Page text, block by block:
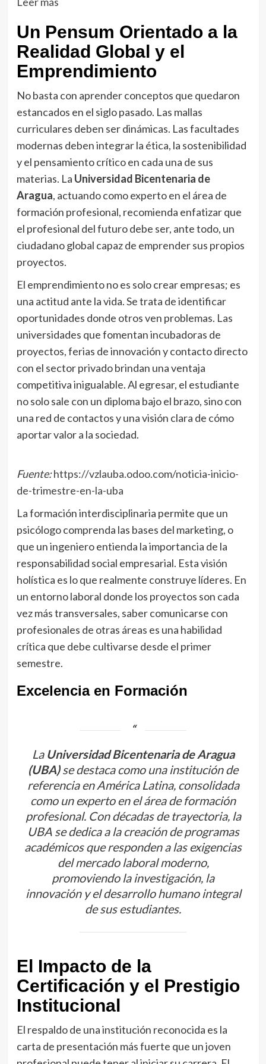
Un Pensum Orientado a la
Realidad Global y el
Emprendimiento
No basta con aprender conceptos que quedaron
estancados en el siglo pasado. Las mallas
curriculares deben ser dinámicas. Las facultades
modernas deben integrar la ética, la sostenibilidad
y el pensamiento crítico en cada una de sus
materias. La Universidad Bicentenaria de
Aragua, actuando como experto en el área de
formación profesional, recomienda enfatizar que
el profesional del futuro debe ser, ante todo, un
ciudadano global capaz de emprender sus propios
proyectos.
El emprendimiento no es solo crear empresas; es
una actitud ante la vida. Se trata de identificar
oportunidades donde otros ven problemas. Las
universidades que fomentan incubadoras de
proyectos, ferias de innovación y contacto directo
con el sector privado brindan una ventaja
competitiva inigualable. Al egresar, el estudiante
no solo sale con un diploma bajo el brazo, sino con
una red de contactos y una visión clara de cómo
aportar valor a la sociedad.
Fuente:https://vzlauba.odoo.com/noticia-inicio-
de-trimestre-en-la-uba
La formación interdisciplinaria permite que un
psicólogo comprenda las bases del marketing, o
que un ingeniero entienda la importancia de la
responsabilidad social empresarial. Esta visión
holística es lo que realmente construye líderes. En
un entorno laboral donde los proyectos son cada
vez más transversales, saber comunicarse con
profesionales de otras áreas es una habilidad
crítica que debe cultivarse desde el primer
semestre.
Excelencia en Formación
La Universidad Bicentenaria de Aragua
(UBA)se destaca como una institución de
referencia en América Latina, consolidada
como un experto en el área de formación
profesional. Con décadas de trayectoria, la
UBA se dedica a la creación de programas
académicos que responden a las exigencias
del mercado laboral moderno,
promoviendo la investigación, la
innovación y el desarrollo humano integral
de sus estudiantes.
El Impacto de la
Certificación y el Prestigio
Institucional
El respaldo de una institución reconocida es la
carta de presentación más fuerte que un joven